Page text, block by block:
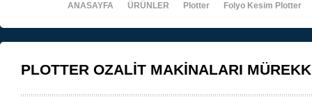
ANASAYFA ÜRÜNLER Plotter Folyo Kesim Plotter
PLOTTER OZALİT MAKİNALARI